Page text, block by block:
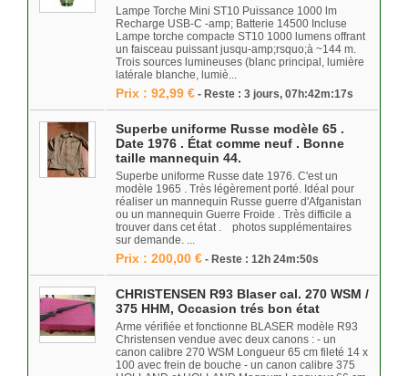
Lampe Torche Mini ST10 Puissance 1000 lm
Recharge USB-C -amp; Batterie 14500 Incluse
Lampe torche compacte ST10 1000 lumens offrant
un faisceau puissant jusqu-amp;rsquo;à ~144 m.
Trois sources lumineuses (blanc principal, lumière
latérale blanche, lumiè...
Prix : 92,99 € - Reste : 3 jours, 07h:42m:17s
Superbe uniforme Russe modèle 65 .
Date 1976 . État comme neuf . Bonne
taille mannequin 44.
Superbe uniforme Russe date 1976. C'est un
modèle 1965 . Très légèrement porté. Idéal pour
réaliser un mannequin Russe guerre d'Afganistan
ou un mannequin Guerre Froide . Très difficile a
trouver dans cet état . photos supplémentaires
sur demande. ...
Prix : 200,00 € - Reste : 12h 24m:50s
CHRISTENSEN R93 Blaser cal. 270 WSM /
375 HHM, Occasion trés bon état
Arme vérifiée et fonctionne BLASER modèle R93
Christensen vendue avec deux canons : - un
canon calibre 270 WSM Longueur 65 cm fileté 14 x
100 avec frein de bouche - un canon calibre 375